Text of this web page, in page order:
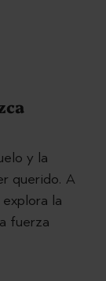
y la
querido. A
la
fuerza